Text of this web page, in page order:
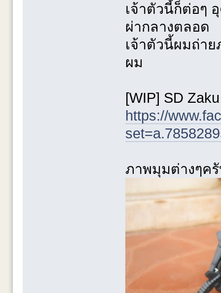
เจ้าตัวนี้ก็ต่อๆ
ผ่ากลางตลอด
เจ้าตัวนี้ผมถ่า
ผม
[WIP] SD
https://
ภาพมุมต่างๆค